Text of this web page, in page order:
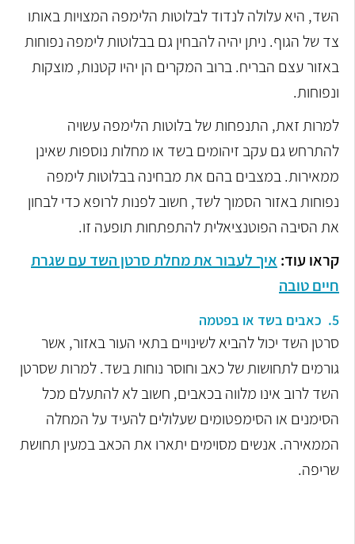
השד, היא עלולה לנדוד לבלוטות הלימפה המצויות באותו
צד של הגוף. ניתן יהיה להבחין גם בבלוטות לימפה נפוחות
באזור עצם הבריח. ברוב המקרים הן יהיו קטנות, מוצקות
ונפוחות.
למרות זאת, התנפחות של בלוטות הלימפה עשויה
להתרחש גם עקב זיהומים בשד או מחלות נוספות שאינן
ממאירות. במצבים בהם את מבחינה בבלוטות לימפה
נפוחות באזור הסמוך לשד, חשוב לפנות לרופא כדי לבחון
את הסיבה הפוטנציאלית להתפתחות תופעה זו.
קראו עוד: איך לעבור את מחלת סרטן השד עם שגרת
חיים טובה
5. כאבים בשד או בפטמה
סרטן השד יכול להביא לשינויים בתאי העור באזור, אשר
גורמים לתחושות של כאב וחוסר נוחות בשד. למרות שסרטן
השד לרוב אינו מלווה בכאבים, חשוב לא להתעלם מכל
הסימנים או הסימפטומים שעלולים להעיד על המחלה
הממאירה. אנשים מסוימים יתארו את הכאב במעין תחושת
שריפה.